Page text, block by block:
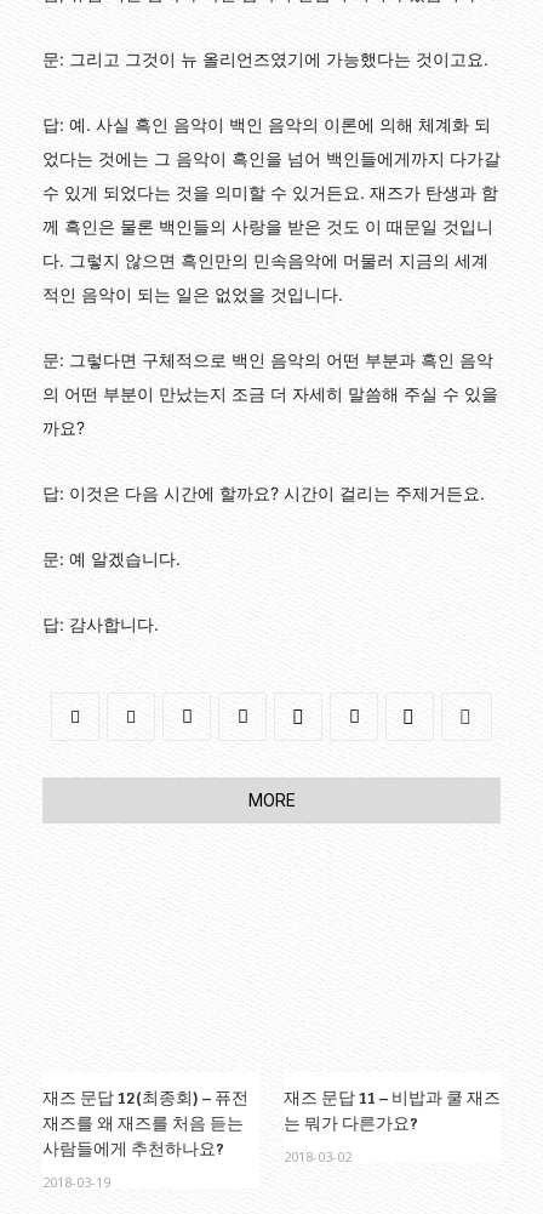
문: 그리고 그것이 뉴 올리언즈였기에 가능했다는 것이고요.
답: 예. 사실 흑인 음악이 백인 음악의 이론에 의해 체계화 되
었다는 것에는 그 음악이 흑인을 넘어 백인들에게까지 다가갈
수 있게 되었다는 것을 의미할 수 있거든요. 재즈가 탄생과 함
께 흑인은 물론 백인들의 사랑을 받은 것도 이 때문일 것입니
다. 그렇지 않으면 흑인만의 민속음악에 머물러 지금의 세계
적인 음악이 되는 일은 없었을 것입니다.
문: 그렇다면 구체적으로 백인 음악의 어떤 부분과 흑인 음악
의 어떤 부분이 만났는지 조금 더 자세히 말씀해 주실 수 있을
까요?
답: 이것은 다음 시간에 할까요? 시간이 걸리는 주제거든요.
문: 예 알겠습니다.
답: 감사합니다.
MORE
재즈 문답 12(최종회) – 퓨전
재즈를 왜 재즈를 처음 듣는
사람들에게 추천하나요?
2018-03-19
재즈 문답 11 – 비밥과 쿨 재즈
는 뭐가 다른가요?
2018-03-02